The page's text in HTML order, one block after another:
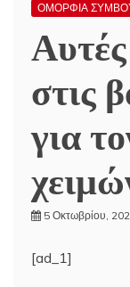
ΟΜΟΡΦΙΑ
Αυτές
στις
για
5 Οκτωβρίου,
[ad_1]